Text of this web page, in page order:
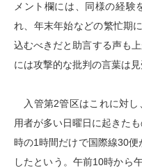
メント欄には、同様の経験
れ、年末年始などの繁忙期
込むべきだと助言する声も
には攻撃的な批判の言葉は見
入管第2管区はこれに対し
用者が多い日曜日に起きた
時の1時間だけで国際線30
したという。午前10時から